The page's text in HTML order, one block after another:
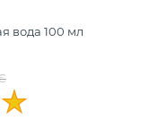
вода 100 мл